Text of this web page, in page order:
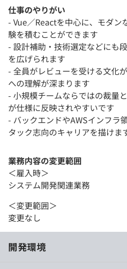
仕事のやりがい
- Vue／Reactを中心に、モダン
験を積むことができます
- 設計補助・技術選定などにも
を広げられます
- 全員がレビューを受ける文化
への理解が深まります
- 小規模チームならではの裁量
が仕様に反映されやすいです
- バックエンドやAWSインフラ
タック志向のキャリアを描けま
業務内容の変更範囲
＜雇入時＞
システム開発関連業務
＜変更範囲＞
変更なし
開発環境